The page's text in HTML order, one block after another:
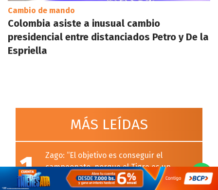
Cambio de mando
Colombia asiste a inusual cambio
presidencial entre distanciados Petro y De la
Espriella
MÁS LEÍDAS
1
Zago: “El objetivo es conseguir el
campeonato, porque el Tigre es un
equipo grande”